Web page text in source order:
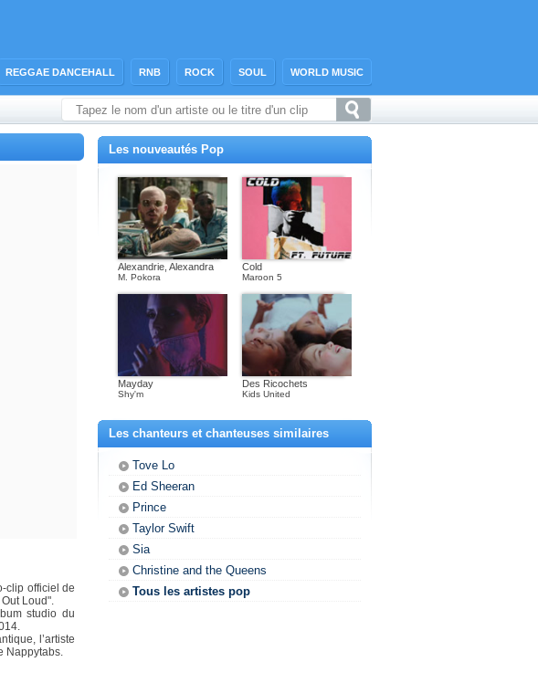
REGGAE DANCEHALL RNB ROCK SOUL WORLD MUSIC
clip officiel de
Loud".
studio du
l’artiste
Nappytabs.
Les nouveautés Pop
Alexandrie, Alexandra
M. Pokora
Cold
Maroon 5
Mayday
Shy'm
Des Ricochets
Kids United
Les chanteurs et chanteuses similaires
Tove Lo
Ed Sheeran
Prince
Taylor Swift
Sia
Christine and the Queens
Tous les artistes pop